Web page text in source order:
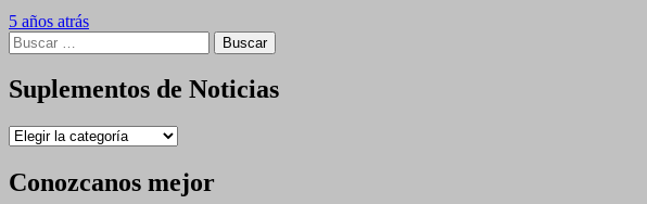
5 años atrás
Buscar:
Suplementos de Noticias
Suplementos
Noticias
Conozcanos mejor